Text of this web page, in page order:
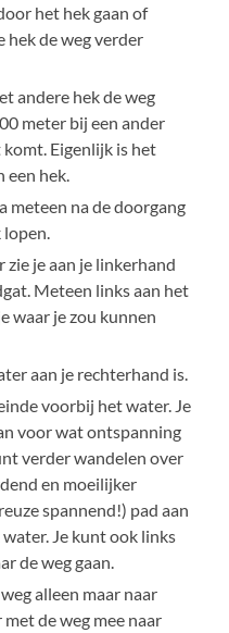
het hek gaan of
hek de weg verder
andere hek de weg
meter bij een ander
Eigenlijk is het
een hek.
meteen na de doorgang
zie je aan je linkerhand
Meteen links aan het
waar je zou kunnen
aan je rechterhand is.
voorbij het water. Je
voor wat ontspanning
verder wandelen over
en moeilijker
spannend!) pad aan
Je kunt ook links
de weg gaan.
alleen maar naar
de weg mee naar